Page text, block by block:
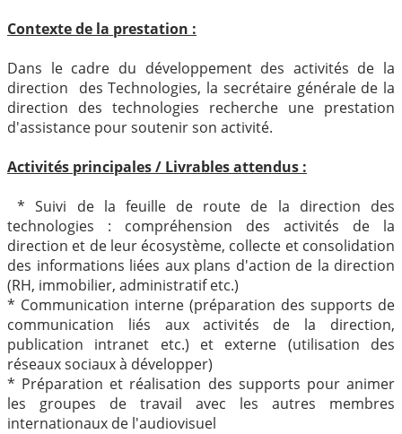
Contexte de la prestation :
Dans le cadre du développement des activités de la
direction des Technologies, la secrétaire générale de la
direction des technologies recherche une prestation
d'assistance pour soutenir son activité.
Activités principales / Livrables attendus :
* Suivi de la feuille de route de la direction des
technologies : compréhension des activités de la
direction et de leur écosystème, collecte et consolidation
des informations liées aux plans d'action de la direction
(RH, immobilier, administratif etc.)
* Communication interne (préparation des supports de
communication liés aux activités de la direction,
publication intranet etc.) et externe (utilisation des
réseaux sociaux à développer)
* Préparation et réalisation des supports pour animer
les groupes de travail avec les autres membres
internationaux de l'audiovisuel